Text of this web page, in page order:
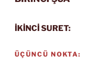
İKİNCİ SURET:
ÜÇÜNCÜ NOKTA: